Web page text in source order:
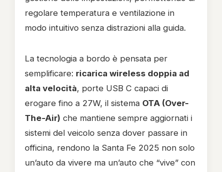
regolare temperatura e ventilazione in
modo intuitivo senza distrazioni alla guida.
La tecnologia a bordo è pensata per
semplificare: ricarica wireless doppia ad
alta velocità, porte USB C capaci di
erogare fino a 27W, il sistema OTA (Over-
The-Air) che mantiene sempre aggiornati i
sistemi del veicolo senza dover passare in
officina, rendono la Santa Fe 2025 non solo
un’auto da vivere ma un’auto che “vive” con